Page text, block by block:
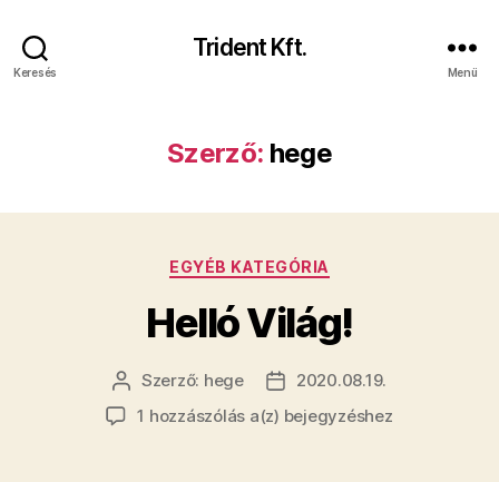
Keresés
Trident Kft.
Menü
Szerző: hege
Kategóriák
EGYÉB KATEGÓRIA
Helló Világ!
Bejegyzés
szerzője
Szerző: hege
Bejegyzés
dátuma
2020.08.19.
1 hozzászólás a(z)Helló
bejegyzéshez